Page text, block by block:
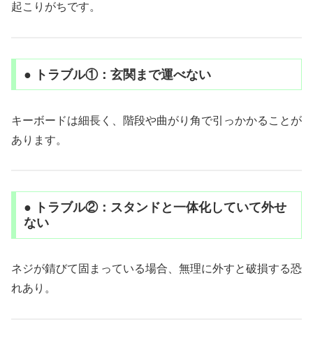
起こりがちです。
● トラブル①：玄関まで運べない
キーボードは細長く、階段や曲がり角で引っかかることが
あります。
● トラブル②：スタンドと一体化していて外せ
ない
ネジが錆びて固まっている場合、無理に外すと破損する恐
れあり。